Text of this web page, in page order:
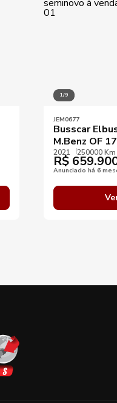
1/9
JEM0677
Busscar
M.Benz OF
2021 250000 Km
R$
Anunciado há 6